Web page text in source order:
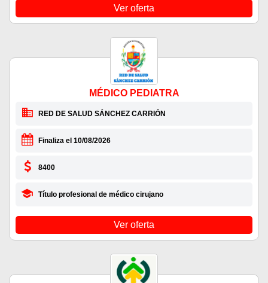
Ver oferta
MÉDICO PEDIATRA
RED DE SALUD SÁNCHEZ CARRIÓN
Finaliza el 10/08/2026
8400
Título profesional de médico cirujano
Ver oferta